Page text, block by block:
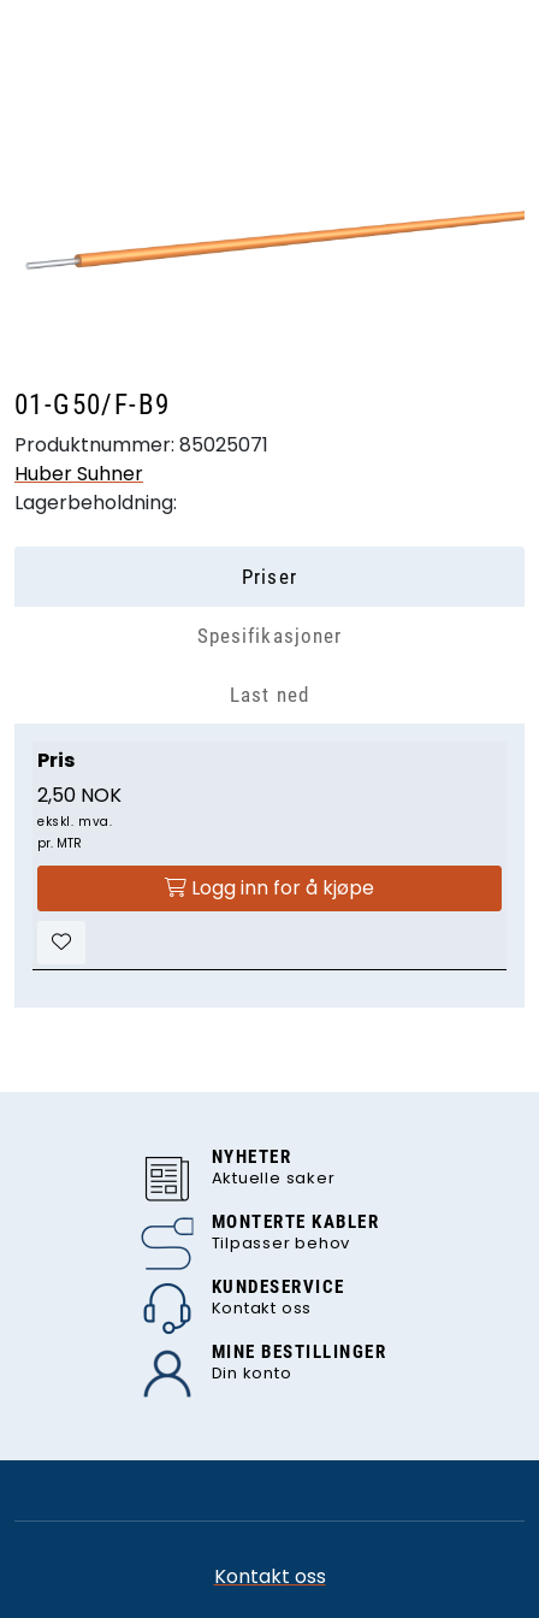
01-G50/F-B9
Produktnummer: 85025071
Huber Suhner
Lagerbeholdning:
Priser
Spesifikasjoner
Last ned
Pris
2,50 NOK
ekskl. mva.
pr. MTR
Logg inn for å kjøpe
NYHETER
Aktuelle saker
MONTERTE KABLER
Tilpasser behov
KUNDESERVICE
Kontakt oss
MINE BESTILLINGER
Din konto
Kontakt oss